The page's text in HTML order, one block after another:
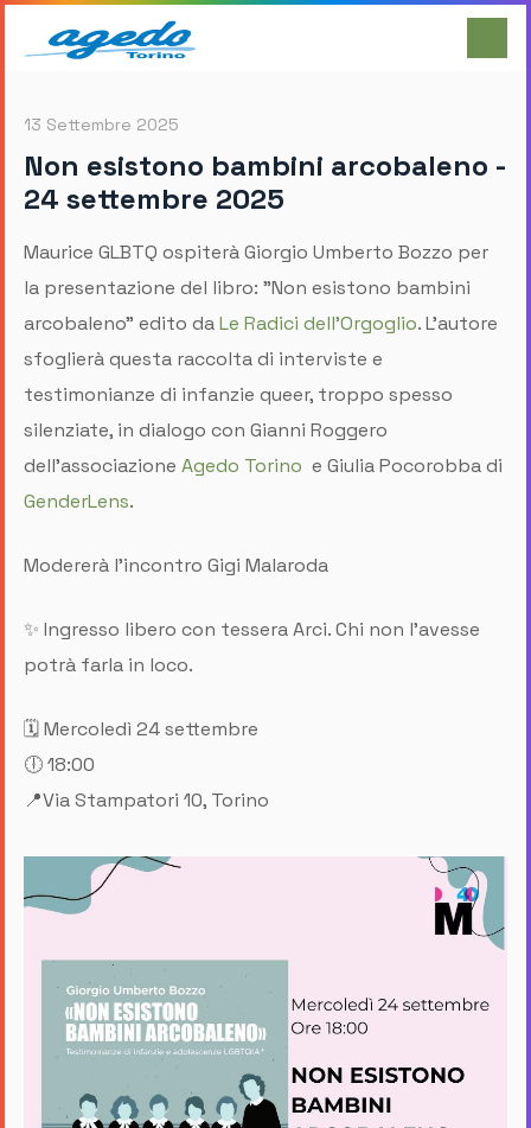
13 Settembre 2025
Non esistono bambini arcobaleno -
24 settembre 2025
Maurice GLBTQ ospiterà Giorgio Umberto Bozzo per
la presentazione del libro: "Non esistono bambini
arcobaleno" edito daLe Radici dell'Orgoglio. L'autore
sfoglierà questa raccolta di interviste e
testimonianze di infanzie queer, troppo spesso
silenziate, in dialogo con Gianni Roggero
dell'associazione Agedo Torino e Giulia Pocorobba di
GenderLens.
Modererà l'incontro Gigi Malaroda
✨ Ingresso libero con tessera Arci. Chi non l'avesse
potrà farla in loco.
🗓️ Mercoledì 24 settembre
🕕 18:00
📍Via Stampatori 10, Torino